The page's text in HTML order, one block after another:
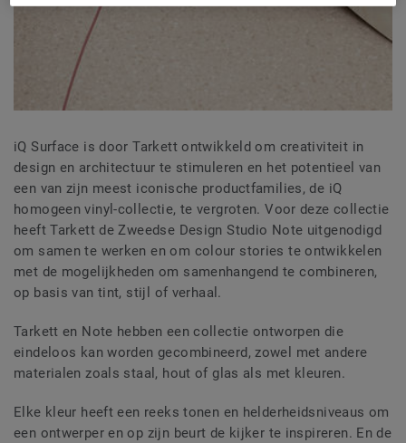
iQ Surface is door Tarkett ontwikkeld om creativiteit in
design en architectuur te stimuleren en het potentieel van
een van zijn meest iconische productfamilies, de iQ
homogeen vinyl-collectie, te vergroten. Voor deze collectie
heeft Tarkett de Zweedse Design Studio Note uitgenodigd
om samen te werken en om colour stories te ontwikkelen
met de mogelijkheden om samenhangend te combineren,
op basis van tint, stijl of verhaal.
Tarkett en Note hebben een collectie ontworpen die
eindeloos kan worden gecombineerd, zowel met andere
materialen zoals staal, hout of glas als met kleuren.
Elke kleur heeft een reeks tonen en helderheidsniveaus om
een ontwerper en op zijn beurt de kijker te inspireren. En de